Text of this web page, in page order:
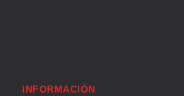
INFORMACIÓN